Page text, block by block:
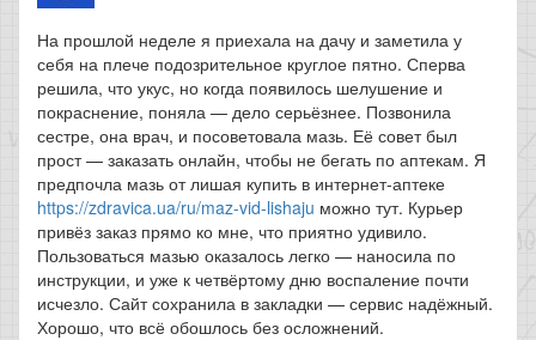
На прошлой неделе я приехала на дачу и заметила у
себя на плече подозрительное круглое пятно. Сперва
решила, что укус, но когда появилось шелушение и
покраснение, поняла — дело серьёзнее. Позвонила
сестре, она врач, и посоветовала мазь. Её совет был
прост — заказать онлайн, чтобы не бегать по аптекам. Я
предпочла мазь от лишая купить в интернет-аптеке
https://zdravica.ua/ru/maz-vid-lishaju можно тут. Курьер
привёз заказ прямо ко мне, что приятно удивило.
Пользоваться мазью оказалось легко — наносила по
инструкции, и уже к четвёртому дню воспаление почти
исчезло. Сайт сохранила в закладки — сервис надёжный.
Хорошо, что всё обошлось без осложнений.